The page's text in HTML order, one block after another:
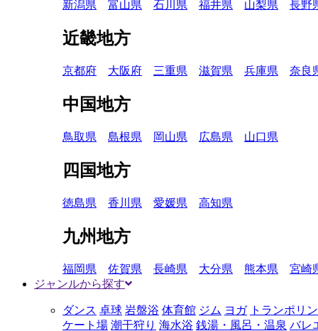
新潟県 富山県 石川県 福井県 山梨県 長野
近畿地方
京都府 大阪府 三重県 滋賀県 兵庫県 奈良
中国地方
鳥取県 島根県 岡山県 広島県 山口県
四国地方
徳島県 香川県 愛媛県 高知県
九州地方
福岡県 佐賀県 長崎県 大分県 熊本県 宮崎
ジャンルから探す
ダンス 卓球 岩盤浴 体育館 ジム ヨガ トランポリン
ケート場 潮干狩り 海水浴 銭湯・風呂・温泉 バレ